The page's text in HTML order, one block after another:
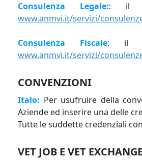
Consulenza Legale:: il
www.anmvi.it/servizi/
Consulenza Fiscale: il
www.anmvi.it/servizi/
CONVENZIONI
Italo: Per usufruire della
Aziende ed inserire una delle
Tutte le suddette credenziali
VET JOB E VET EXCHANGE